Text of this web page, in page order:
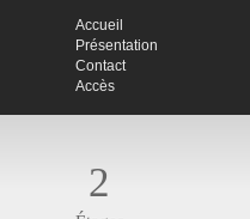
Accueil
Présentation
Contact
Accès
2